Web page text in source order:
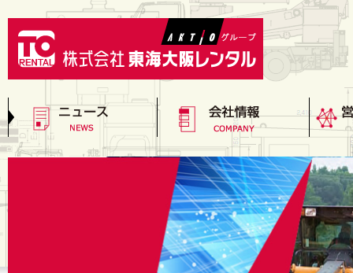
レンタル関連ニュース
店舗関連ニュース
イベント関連ニュース
TORニュース
その他のニュース 会社概要 ト
会
沿革
グループ会社
プライバシーポリシー
次世代育成支援行動計画